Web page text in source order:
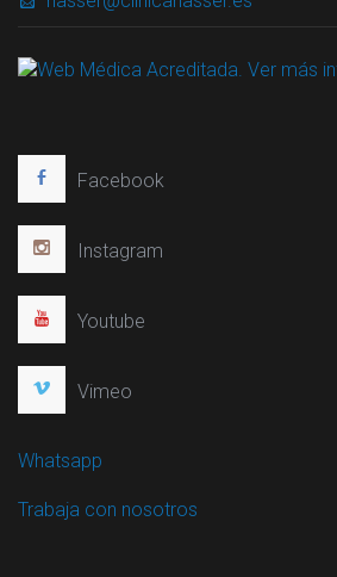
Facebook
Instagram
Youtube
Vimeo
Whatsapp
Trabaja con nosotros